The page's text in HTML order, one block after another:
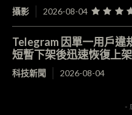
攝影 2026-08-04
Telegram 因單一用戶違
短暫下架後迅速恢復上架
科技新聞 2026-08-04
-